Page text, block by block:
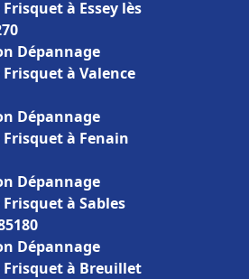
à Essey lès
Dépannage
à Valence
Dépannage
à Fenain
Dépannage
à Sables
Dépannage
à Breuillet